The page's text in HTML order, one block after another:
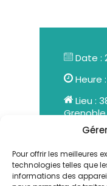
Pour offrir les meilleures
technologies telles que
informations des
Date :
Heure
Lieu :
Grenoble